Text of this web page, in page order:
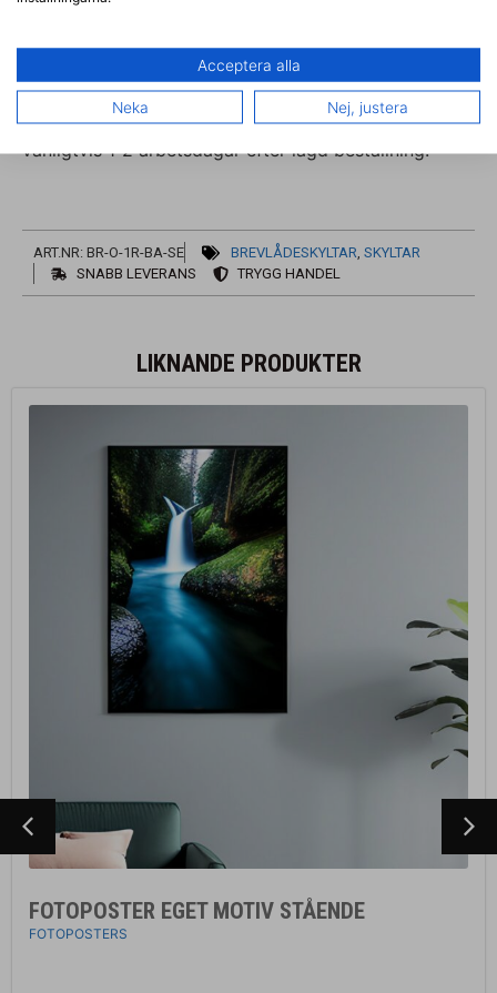
installationen snabb och enkel
Storlek:180x80x3mm
Material:Dibond Metallskylt med kärna av polyeten
Skyltarna tillverkas på beställning och skickas
vanligtvis 1-2 arbetsdagar efter lagd beställning.
ART.NR: BR-O-1R-BA-SE BREVLÅDESKYLTAR, SKYLTAR
SNABB LEVERANS
TRYGG HANDEL
LIKNANDE PRODUKTER
FOTOPOSTER EGET MOTIV STÅENDE
FOTOPOSTERS
Acceptera alla
Neka Nej, justera